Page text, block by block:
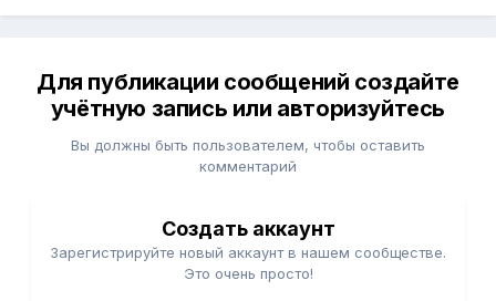
Для публикации сообщений создайте
учётную запись или авторизуйтесь
Вы должны быть пользователем, чтобы оставить
комментарий
Создать аккаунт
Зарегистрируйте новый аккаунт в нашем сообществе.
Это очень просто!